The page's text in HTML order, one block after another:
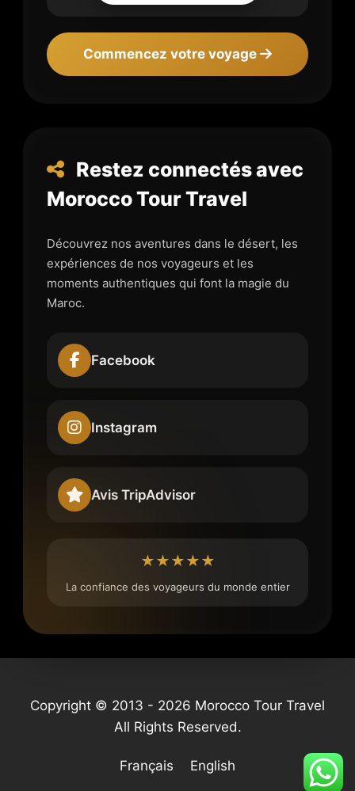
Commencez votre voyage
Restez connectés avec
Morocco Tour Travel
Découvrez nos aventures dans le désert, les
expériences de nos voyageurs et les
moments authentiques qui font la magie du
Maroc.
Facebook
Instagram
Avis TripAdvisor
★★★★★
La confiance des voyageurs du monde entier
Copyright © 2013 - 2026 Morocco Tour Travel
All Rights Reserved.
Français English